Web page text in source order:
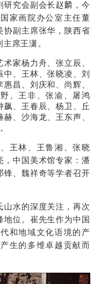
研究会副会长赵麟，今
家画院办公室主任董
协副主席张华，陕西省
席王潇。
家杨力舟、张立辰、
、王林、张晓凌、刘
昌、刘庆和、尚辉、
、王非、张渝、屠鸿
、王春辰、杨卫、丘
、沙海龙、王东声、
王林、王鲁湘、张晓
，中国美术馆专家：潘
锋、魏祥奇等学者召开
山水的深度关注，再次
位。崔先生作为中国
和地域文化语境的产
生的多维卓越贡献而